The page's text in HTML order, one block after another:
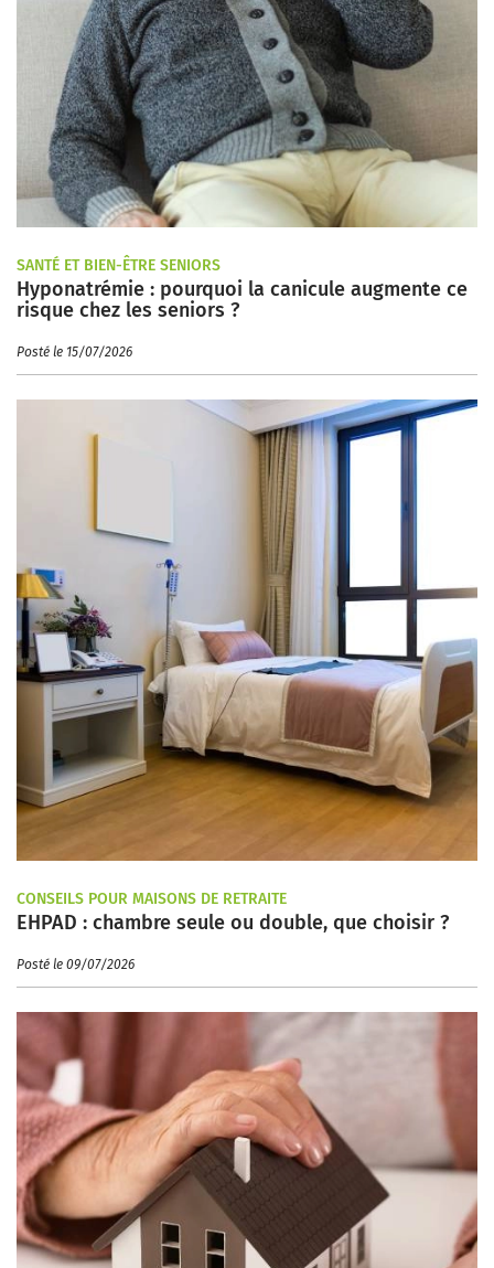
SANTÉ ET BIEN-ÊTRE SENIORS
Hyponatrémie : pourquoi la canicule augmente ce
risque chez les seniors ?
Posté le 15/07/2026
CONSEILS POUR MAISONS DE RETRAITE
EHPAD : chambre seule ou double, que choisir ?
Posté le 09/07/2026